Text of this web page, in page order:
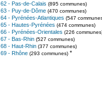
62 - Pas-de-Calais (895 communes)
63 - Puy-de-Dôme (470 communes)
64 - Pyrénées-Atlantiques (547
65 - Hautes-Pyrénées (474 communes)
66 - Pyrénées-Orientales (226
67 - Bas-Rhin (527 communes)
68 - Haut-Rhin (377 communes)
69 - Rhône (293 communes) *